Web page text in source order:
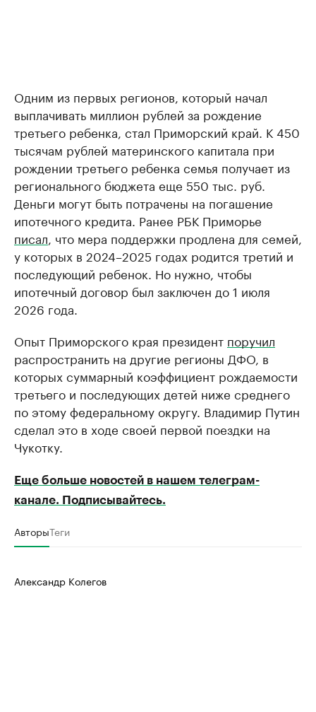
Одним из первых регионов, который начал
выплачивать миллион рублей за рождение
третьего ребенка, стал Приморский край. К 450
тысячам рублей материнского капитала при
рождении третьего ребенка семья получает из
регионального бюджета еще 550 тыс. руб.
Деньги могут быть потрачены на погашение
ипотечного кредита. Ранее РБК Приморье
писал , что мера поддержки продлена для семей,
у которых в 2024–2025 годах родится третий и
последующий ребенок. Но нужно, чтобы
ипотечный договор был заключен до 1 июля
2026 года.
Опыт Приморского края президент поручил
распространить на другие регионы ДФО, в
которых суммарный коэффициент рождаемости
третьего и последующих детей ниже среднего
по этому федеральному округу. Владимир Путин
сделал это в ходе своей первой поездки на
Чукотку.
Еще больше новостей в нашем телеграм-
канале. Подписывайтесь.
АвторыТеги
Александр Колегов